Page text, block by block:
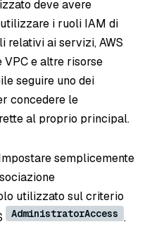
deve avere
i ruoli IAM di
relativi ai servizi, AWS
VPC e altre risorse
seguire uno dei
concedere le
al proprio principal.
semplicemente
utilizzato sul criterio
AdministratorAccess .